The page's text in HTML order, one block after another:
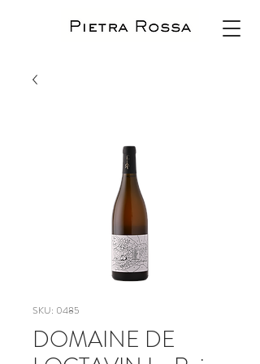
SKU: 0485
DOMAINE DE